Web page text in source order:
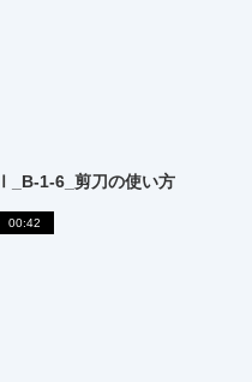
Ⅰ_B-1-6_剪刀の使い方
00:42